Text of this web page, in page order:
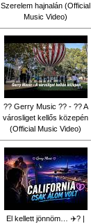
Szerelem hajnalán (Official
Music Video)
?? Gerry Music ?? - ?? A
városliget kellős közepén
(Official Music Video)
El kellett jönnöm… ✈️? |